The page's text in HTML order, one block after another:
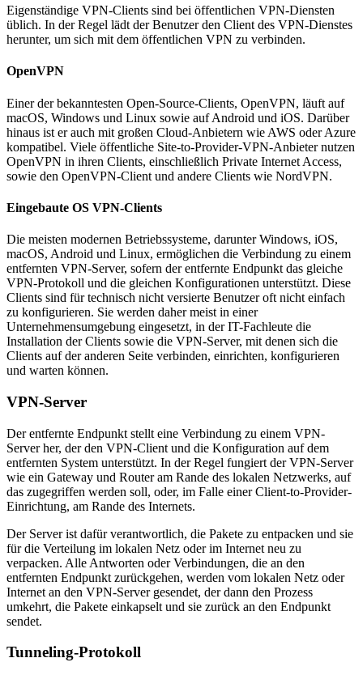
Eigenständige VPN-Clients sind bei öffentlichen VPN-Diensten
üblich. In der Regel lädt der Benutzer den Client des VPN-Dienstes
herunter, um sich mit dem öffentlichen VPN zu verbinden.
OpenVPN
Einer der bekanntesten Open-Source-Clients, OpenVPN, läuft auf
macOS, Windows und Linux sowie auf Android und iOS. Darüber
hinaus ist er auch mit großen Cloud-Anbietern wie AWS oder Azure
kompatibel. Viele öffentliche Site-to-Provider-VPN-Anbieter nutzen
OpenVPN in ihren Clients, einschließlich Private Internet Access,
sowie den OpenVPN-Client und andere Clients wie NordVPN.
Eingebaute OS VPN-Clients
Die meisten modernen Betriebssysteme, darunter Windows, iOS,
macOS, Android und Linux, ermöglichen die Verbindung zu einem
entfernten VPN-Server, sofern der entfernte Endpunkt das gleiche
VPN-Protokoll und die gleichen Konfigurationen unterstützt. Diese
Clients sind für technisch nicht versierte Benutzer oft nicht einfach
zu konfigurieren. Sie werden daher meist in einer
Unternehmensumgebung eingesetzt, in der IT-Fachleute die
Installation der Clients sowie die VPN-Server, mit denen sich die
Clients auf der anderen Seite verbinden, einrichten, konfigurieren
und warten können.
VPN-Server
Der entfernte Endpunkt stellt eine Verbindung zu einem VPN-
Server her, der den VPN-Client und die Konfiguration auf dem
entfernten System unterstützt. In der Regel fungiert der VPN-Server
wie ein Gateway und Router am Rande des lokalen Netzwerks, auf
das zugegriffen werden soll, oder, im Falle einer Client-to-Provider-
Einrichtung, am Rande des Internets.
Der Server ist dafür verantwortlich, die Pakete zu entpacken und sie
für die Verteilung im lokalen Netz oder im Internet neu zu
verpacken. Alle Antworten oder Verbindungen, die an den
entfernten Endpunkt zurückgehen, werden vom lokalen Netz oder
Internet an den VPN-Server gesendet, der dann den Prozess
umkehrt, die Pakete einkapselt und sie zurück an den Endpunkt
sendet.
Tunneling-Protokoll